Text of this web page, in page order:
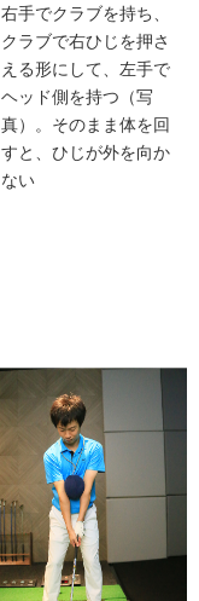
右手でクラブを持ち、
クラブで右ひじを押さ
える形にして、左手で
ヘッド側を持つ（写
真）。そのまま体を回
すと、ひじが外を向か
ない